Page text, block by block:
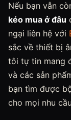
Nếu bạn vẫn
kéo mua ở đâu
ngại liên hệ với
sắc về thiết bị
tôi tự tin mang
và các sản
bạn tìm được
cho mọi nhu